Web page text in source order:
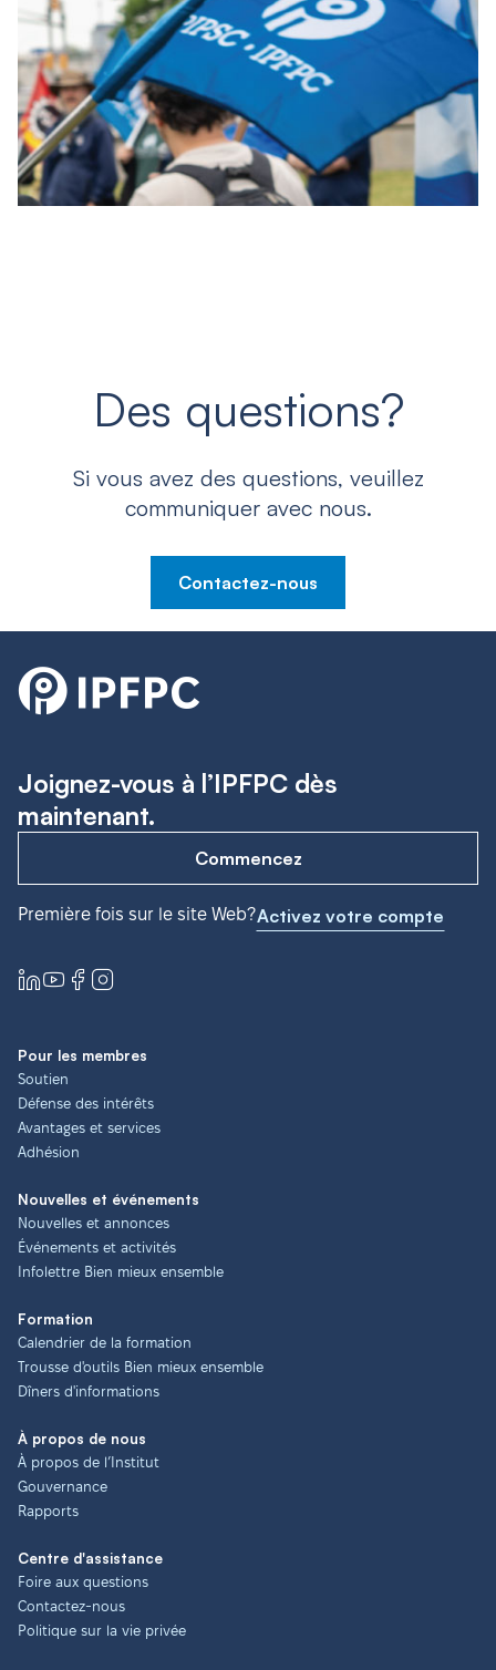
Des questions?
Si vous avez des questions, veuillez
communiquer avec nous.
Contactez-nous
Joignez-vous à l’IPFPC dès
maintenant.
Commencez
Première fois sur le site Web?Activez votre compte
Pour les membres
Soutien
Défense des intérêts
Avantages et services
Adhésion
Nouvelles et événements
Nouvelles et annonces
Événements et activités
Infolettre Bien mieux ensemble
Formation
Calendrier de la formation
Trousse d'outils Bien mieux ensemble
Dîners d'informations
À propos de nous
À propos de l’Institut
Gouvernance
Rapports
Centre d'assistance
Foire aux questions
Contactez-nous
Politique sur la vie privée